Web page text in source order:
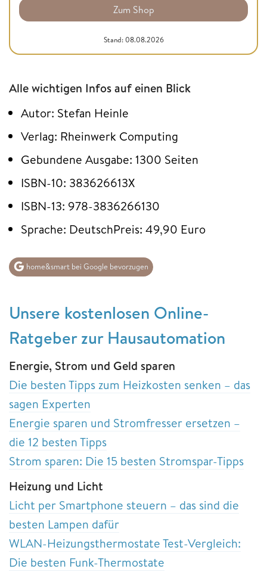
Zum Shop
Stand: 08.08.2026
Alle wichtigen Infos auf einen Blick
Autor: Stefan Heinle
Verlag: Rheinwerk Computing
Gebundene Ausgabe: 1300 Seiten
ISBN-10: 383626613X
ISBN-13: 978-3836266130
Sprache: DeutschPreis: 49,90 Euro
home&smart bei Google bevorzugen
Unsere kostenlosen Online-
Ratgeber zur Hausautomation
Energie, Strom und Geld sparen
Die besten Tipps zum Heizkosten senken – das
sagen Experten
Energie sparen und Stromfresser ersetzen –
die 12 besten Tipps
Strom sparen: Die 15 besten Stromspar-Tipps
Heizung und Licht
Licht per Smartphone steuern – das sind die
besten Lampen dafür
WLAN-Heizungsthermostate Test-Vergleich:
Die besten Funk-Thermostate